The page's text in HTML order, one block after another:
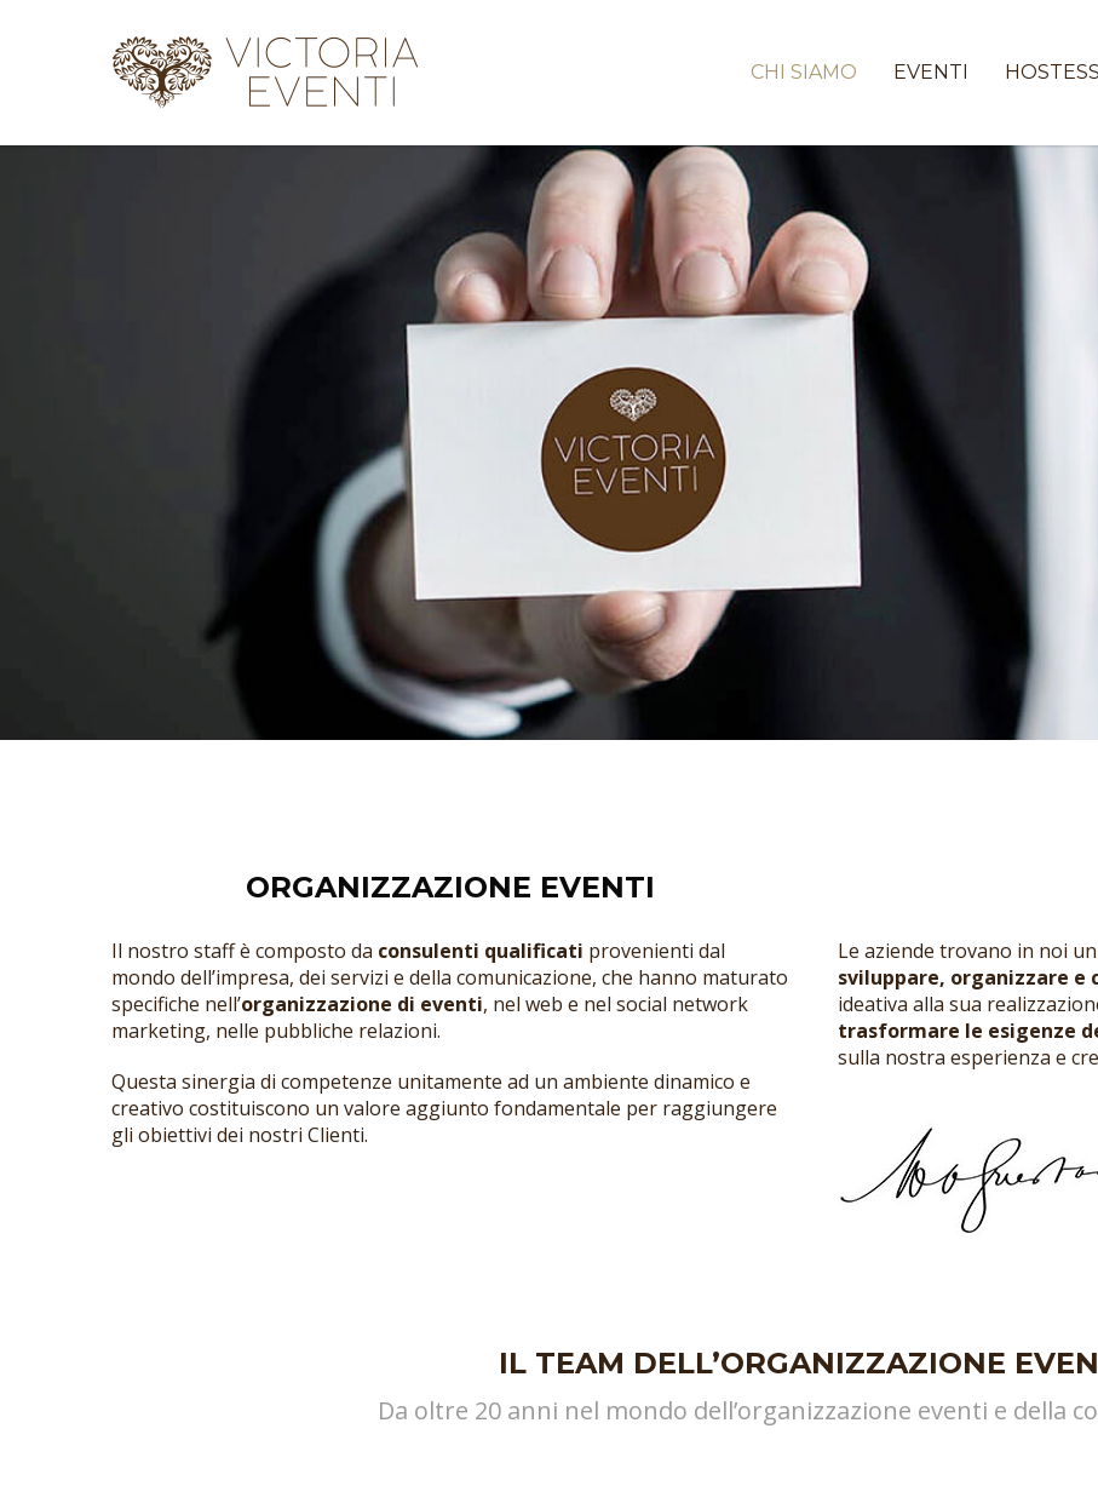
CHI SIAMO EVENTI HOSTESS
ORGANIZZAZIONE EVENTI
Il nostro staff è composto da consulenti qualificati provenienti dal
mondo dell’impresa, dei servizi e della comunicazione, che hanno maturato
specifiche nell’organizzazione di eventi, nel web e nel social network
marketing, nelle pubbliche relazioni.
Questa sinergia di competenze unitamente ad un ambiente dinamico e
creativo costituiscono un valore aggiunto fondamentale per raggiungere
gli obiettivi dei nostri Clienti.
Le aziende trovano in noi
sviluppare, organizzare
ideativa alla sua
trasformare le esigenze
sulla nostra esperienza e
IL TEAM DELL’ORGANIZZAZIONE
Da oltre 20 anni nel mondo dell’organizzazione eventi e della